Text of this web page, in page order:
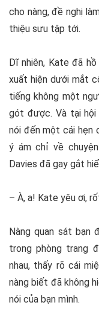
cho nàng, đề nghị
thiệu sưu tập tới.
Dĩ nhiên, Kate đã
xuất hiện dưới mắt
tiếng không một
gót được. Và tại hội
nói đến một cái hẹn
ý ám chỉ về
Davies đã gay gắt
– À, a! Kate yêu ơi,
Nàng quan sát bạn
trong phòng trang
nhau, thấy rõ cái
nàng biết đã không
nói của bạn mình.